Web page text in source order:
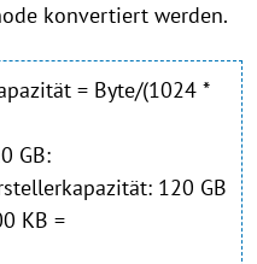
konvertiert werden.
= Byte/(1024 *
GB:
120 GB
KB =